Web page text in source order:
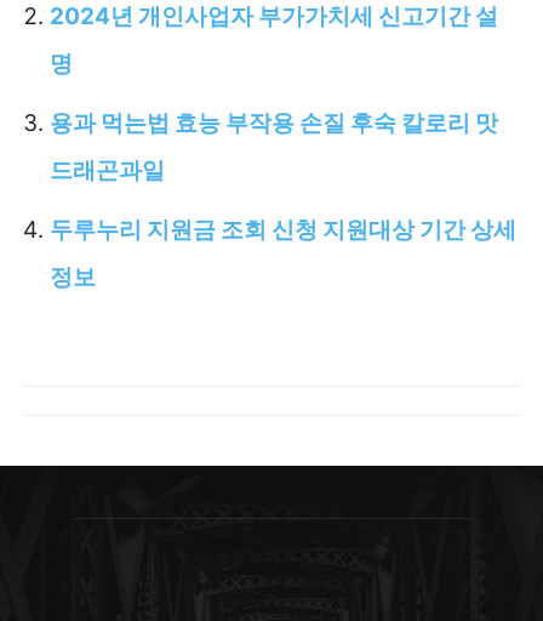
2024년 개인사업자 부가가치세 신고기간 설
명
용과 먹는법 효능 부작용 손질 후숙 칼로리 맛
드래곤과일
두루누리 지원금 조회 신청 지원대상 기간 상세
정보